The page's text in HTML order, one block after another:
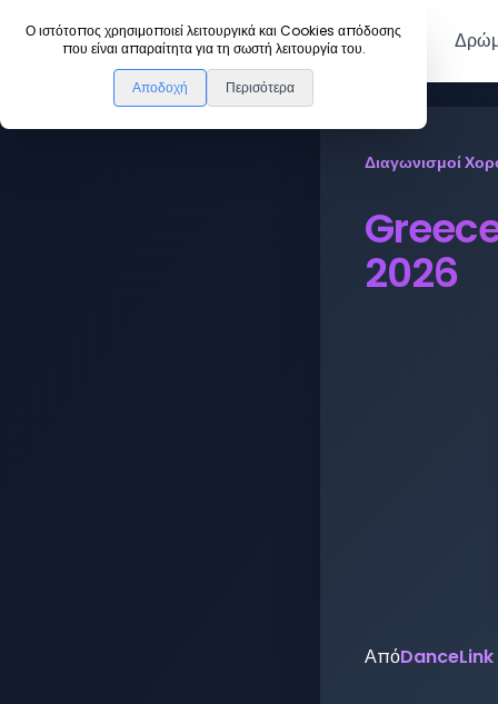
Ο ιστότοπος χρησιμοποιεί λειτουργικά και Cookies απόδοσης
που είναι απαραίτητα για τη σωστή λειτουργία του.
Αποδοχή Περισότερα
DanceLink Μέλη
Διαγωνισμοί
2026
ΑπόDanceLink